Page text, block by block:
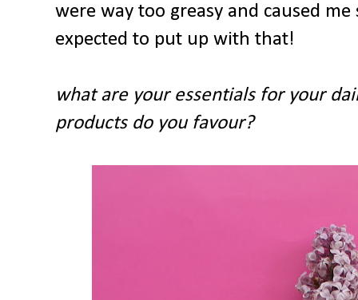
were way too greasy and caused
expected to put up with that!
what are your essentials for your
products do you favour?